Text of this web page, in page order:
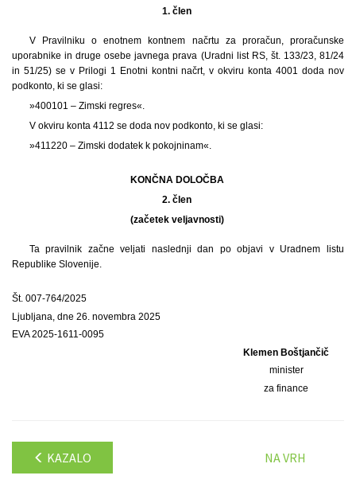
1. člen
V Pravilniku o enotnem kontnem načrtu za proračun, proračunske
uporabnike in druge osebe javnega prava (Uradni list RS, št. 133/23, 81/24
in 51/25) se v Prilogi 1 Enotni kontni načrt, v okviru konta 4001 doda nov
podkonto, ki se glasi:
»400101 – Zimski regres«.
V okviru konta 4112 se doda nov podkonto, ki se glasi:
»411220 – Zimski dodatek k pokojninam«.
KONČNA DOLOČBA
2. člen
(začetek veljavnosti)
Ta pravilnik začne veljati naslednji dan po objavi v Uradnem listu
Republike Slovenije.
Št. 007-764/2025
Ljubljana, dne 26. novembra 2025
EVA 2025-1611-0095
Klemen Boštjančič
minister
za finance
KAZALO NA VRH